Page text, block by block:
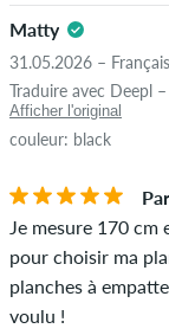
Matty
31.05.2026 – Français
Traduire avec Deepl –
Afficher l'original
couleur: black
Je mesure 170
pour choisir ma
planches à
voulu !